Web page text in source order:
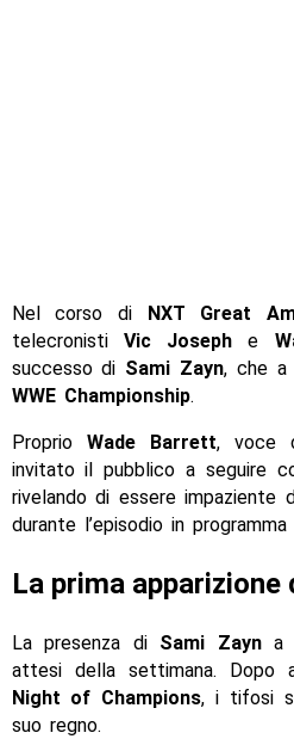
Nel corso di NXT Great
telecronisti Vic Joseph e
successo di Sami Zayn, che a
WWE Championship.
Proprio Wade Barrett, voce
invitato il pubblico a seguire
rivelando di essere impaziente
durante l’episodio in programma
La prima apparizione
La presenza di Sami Zayna
attesi della settimana.
Night of Champions, i tifosi
suo regno.